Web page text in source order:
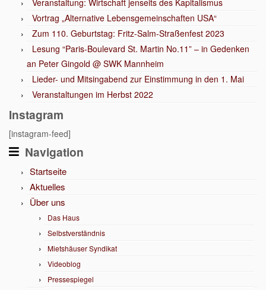
Veranstaltung: Wirtschaft jenseits des Kapitalismus
Vortrag „Alternative Lebensgemeinschaften USA“
Zum 110. Geburtstag: Fritz-Salm-Straßenfest 2023
Lesung “Paris-Boulevard St. Martin No.11” – in Gedenken
an Peter Gingold @ SWK Mannheim
Lieder- und Mitsingabend zur Einstimmung in den 1. Mai
Veranstaltungen im Herbst 2022
Instagram
[instagram-feed]
Navigation
Startseite
Aktuelles
Über uns
Das Haus
Selbstverständnis
Mietshäuser Syndikat
Videoblog
Pressespiegel